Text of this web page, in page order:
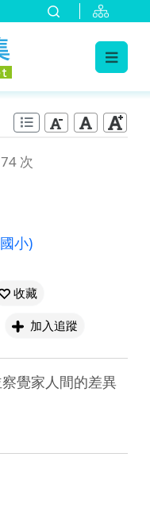
次
小)
收藏
加入追蹤
覺家人間的差異